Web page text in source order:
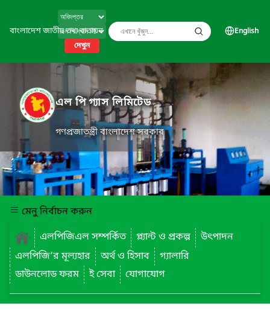
বাংলাদেশ জাতীয় তথ্য বাতায়ন
দেখুন
English
এল পি গ্যাস লিমিটেড
গণপ্রজাতন্ত্রী বাংলাদেশ সরকার
মেনু নির্বাচন করুন
এলপিজিএল সম্পর্কিত
প্ল্যান্ট ও প্রকল্প
উৎপাদন
এলপিজি’র মূল্যহার
অর্থ ও হিসাব
গ্যালারি
ডাউনলোড ফরম
ই সেবা যোগাযোগ